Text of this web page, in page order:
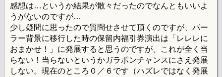
感想は…というか結果が散々だったのでなんともいいよ
うがないのですが…
少し疑問に思ったので質問せさせて頂くのですが、パー
ラー背景に移行した時の保留内福引券演出は「レレレに
おまかせ！」に発展すると思うのですが、これが全く当
らない！当らないというかガラポンチャンスにさえ発展
しない。現在のところ０／６です（ハズレではなく発展